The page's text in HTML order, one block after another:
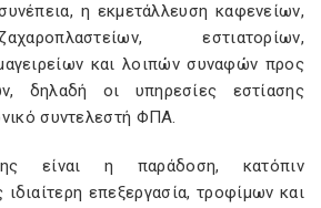
η εκμετάλλευση καφενείων,
εστιατορίων,
και λοιπών συναφών προς
δηλαδή οι υπηρεσίες εστίασης
συντελεστή ΦΠΑ.
είναι η παράδοση, κατόπιν
επεξεργασία, τροφίμων και